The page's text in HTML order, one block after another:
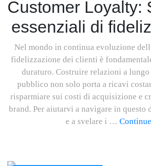
Customer Loyalty:
essenziali di
Nel mondo in continua evoluzione
fidelizzazione dei clienti è
duraturo. Costruire relazioni a
pubblico non solo porta a ricavi
risparmiare sui costi di acquisizione e
brand. Per aiutarvi a navigare in questo
e a svelare i …